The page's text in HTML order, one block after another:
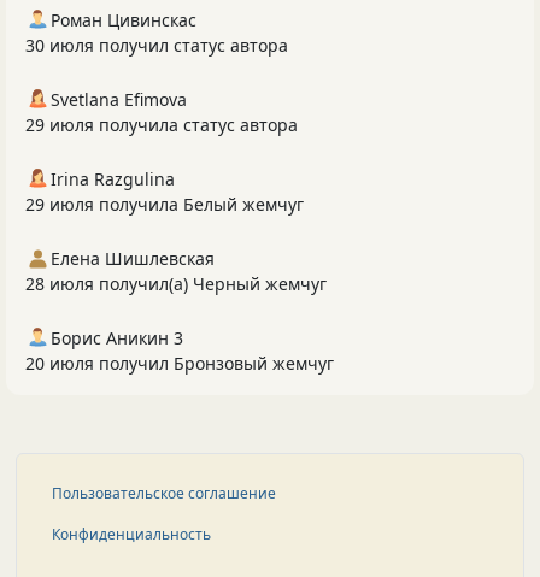
Роман Цивинскас
30 июля получил статус автора
Svetlana Efimova
29 июля получила статус автора
Irina Razgulina
29 июля получила Белый жемчуг
Елена Шишлевская
28 июля получил(а) Черный жемчуг
Борис Аникин 3
20 июля получил Бронзовый жемчуг
Пользовательское соглашение
Конфиденциальность